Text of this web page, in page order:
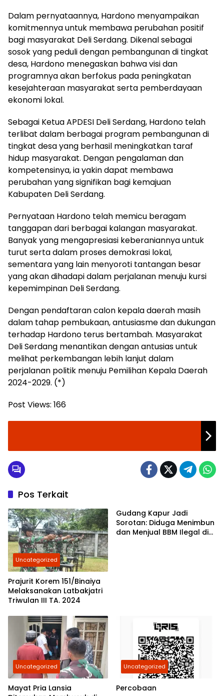
Dalam pernyataannya, Hardono menyampaikan
komitmennya untuk membawa perubahan positif
bagi masyarakat Deli Serdang. Dikenal sebagai
sosok yang peduli dengan pembangunan di tingkat
desa, Hardono menegaskan bahwa visi dan
programnya akan berfokus pada peningkatan
kesejahteraan masyarakat serta pemberdayaan
ekonomi lokal.
Sebagai Ketua APDESI Deli Serdang, Hardono telah
terlibat dalam berbagai program pembangunan di
tingkat desa yang berhasil meningkatkan taraf
hidup masyarakat. Dengan pengalaman dan
kompetensinya, ia yakin dapat membawa
perubahan yang signifikan bagi kemajuan
Kabupaten Deli Serdang.
Pernyataan Hardono telah memicu beragam
tanggapan dari berbagai kalangan masyarakat.
Banyak yang mengapresiasi keberaniannya untuk
turut serta dalam proses demokrasi lokal,
sementara yang lain menyoroti tantangan besar
yang akan dihadapi dalam perjalanan menuju kursi
kepemimpinan Deli Serdang.
Dengan pendaftaran calon kepala daerah masih
dalam tahap pembukaan, antusiasme dan dukungan
terhadap Hardono terus bertambah. Masyarakat
Deli Serdang menantikan dengan antusias untuk
melihat perkembangan lebih lanjut dalam
perjalanan politik menuju Pemilihan Kepala Daerah
2024-2029. (*)
Post Views: 166
Pos Terkait
Uncategorized
Prajurit Korem 151/Binaiya
Melaksanakan Latbakjatri
Triwulan III TA. 2024
Gudang Kapur Jadi
Sorotan: Diduga Menimbun
dan Menjual BBM Ilegal di
Uncategorized
Mayat Pria Lansia
Uncategorized
Percobaan